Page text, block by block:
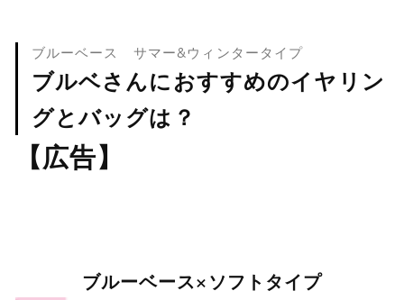
ブルーベース サマー&ウィンタータイプ
ブルベさんにおすすめのイヤリン
グとバッグは？
【広告】
ブルーベース×ソフトタイプ